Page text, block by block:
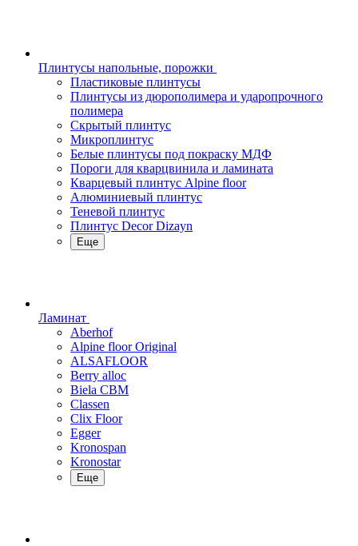
Плинтусы напольные, порожки
Пластиковые плинтусы
Плинтусы из дюрополимера и ударопрочного
полимера
Скрытый плинтус
Микроплинтус
Белые плинтусы под покраску МДФ
Пороги для кварцвинила и ламината
Кварцевый плинтус Alpine floor
Алюминиевый плинтус
Теневой плинтус
Плинтус Decor Dizayn
Еще
Ламинат
Aberhof
Alpine floor Original
ALSAFLOOR
Berry alloc
Biela CBM
Classen
Clix Floor
Egger
Kronospan
Kronostar
Еще